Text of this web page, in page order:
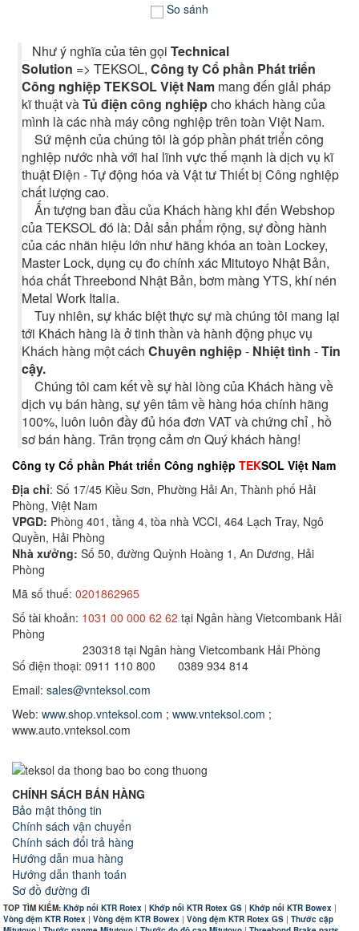
So sánh
Như ý nghĩa của tên gọiTechnical
Solution => TEKSOL,Công ty Cổ phần Phát triển
Công nghiệp TEKSOL Việt Nam mang đến giải pháp
kĩ thuật vàTủ điện công nghiệpcho khách hàng của
mình là các nhà máy công nghiệp trên toàn Việt Nam.
Sứ mệnh của chúng tôi là góp phần phát triển công
nghiệp nước nhà với hai lĩnh vực thế mạnh là dịch vụ kĩ
thuật Điện - Tự động hóa và Vật tư Thiết bị Công nghiệp
chất lượng cao.
Ấn tượng ban đầu của Khách hàng khi đến Webshop
của TEKSOL đó là: Dải sản phẩm rộng, sự đồng hành
của các nhãn hiệu lớn như hãng khóa an toàn Lockey,
Master Lock, dụng cụ đo chính xác Mitutoyo Nhật Bản,
hóa chất Threebond Nhật Bản, bơm màng YTS, khí nén
Metal Work Italia.
Tuy nhiên, sự khác biệt thực sự mà chúng tôi mang lại
tới Khách hàng là ở tinh thần và hành động phục vụ
Khách hàng một cáchChuyên nghiệp- Nhiệt tình -Tin
cậy.
Chúng tôi cam kết về sự hài lòng của Khách hàng về
dịch vụ bán hàng, sự yên tâm về hàng hóa chính hãng
100%, luôn luôn đầy đủ hóa đơn VAT và chứng chỉ , hồ
sơ bán hàng. Trân trọng cảm ơn Quý khách hàng!
Công ty Cổ phần Phát triển Công nghiệp TEKSOL Việt Nam
Địa chỉ: Số 17/45 Kiều Sơn, Phường Hải An, Thành phố Hải
Phòng, Việt Nam
VPGD: Phòng 401, tầng 4, tòa nhà VCCI, 464 Lạch Tray, Ngô
Quyền, Hải Phòng
Nhà xưởng: Số 50, đường Quỳnh Hoàng 1, An Dương, Hải
Phòng
Mã số thuế: 0201862965
Số tài khoản: 1031 00 000 62 62 tại Ngân hàng Vietcombank Hải
Phòng
230318 tại Ngân hàng Vietcombank Hải Phòng
Số điện thoại: 0911 110 800 0389 934 814
Email: sales@vnteksol.com
Web: www.shop.vnteksol.com ; www.vnteksol.com ;
www.auto.vnteksol.com
CHÍNH SÁCH BÁN HÀNG
Bảo mật thông tin
Chính sách vận chuyển
Chính sách đổi trả hàng
Hướng dẫn mua hàng
Hướng dẫn thanh toán
Sơ đồ đường đi
TOP TÌM KIẾM:Khớp nối KTR Rotex |Khớp nối KTR Rotex GS |Khớp nối KTR Bowex |
Vòng đệm KTR Rotex | Vòng đệm KTR Bowex |Vòng đệm KTR Rotex GS |Thước cặp